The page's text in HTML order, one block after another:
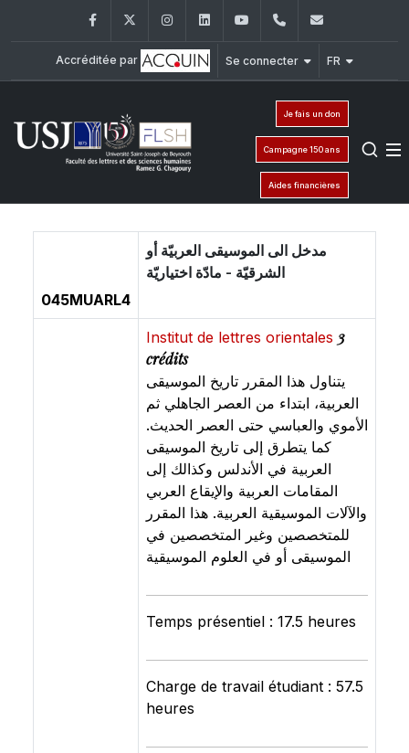
FacebookTwitter InstagramLinkedInYouTube+961 (1) 421 000
Accréditée par Se connecter FR
Je fais un don
Campagne 150 ans
Aides financières
045MUARL4
مدخل الى الموسيقى العربيّة أو
الشرقيّة - مادّة اختياريّة
Institut de lettres orientales 3
crédits
يتناول هذا المقرر تاريخ الموسيقى
العربية، ابتداء من العصر الجاهلي ثم
الأموي والعباسي حتى العصر الحديث.
كما يتطرق إلى تاريخ الموسيقى
العربية في الأندلس وكذالك إلى
المقامات العربية والإيقاع العربي
والآلات الموسيقية العربية. هذا المقرر
للمتخصصين وغير المتخصصين في
الموسيقى أو في العلوم الموسيقية
Temps présentiel : 17.5 heures
Charge de travail étudiant : 57.5
heures